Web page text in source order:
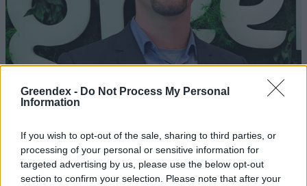
Greendex - Do Not Process My Personal
Information
If you wish to opt-out of the sale, sharing to third parties, or
processing of your personal or sensitive information for
targeted advertising by us, please use the below opt-out
section to confirm your selection. Please note that after your